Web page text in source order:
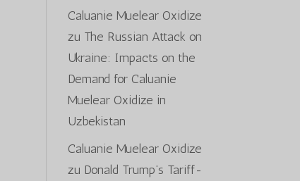
Caluanie Muelear Oxidize
zu The Russian Attack on
Ukraine: Impacts on the
Demand for Caluanie
Muelear Oxidize in
Uzbekistan
Caluanie Muelear Oxidize
zu Donald Trump’s Tariff-